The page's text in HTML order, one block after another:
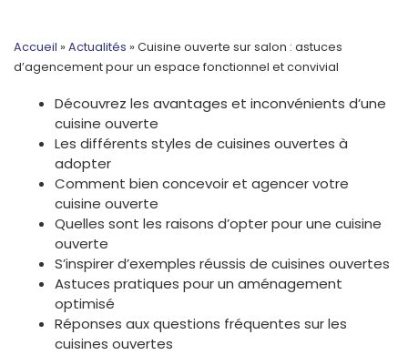
Accueil » Actualités » Cuisine ouverte sur salon : astuces
d’agencement pour un espace fonctionnel et convivial
Découvrez les avantages et inconvénients d’une
cuisine ouverte
Les différents styles de cuisines ouvertes à
adopter
Comment bien concevoir et agencer votre
cuisine ouverte
Quelles sont les raisons d’opter pour une cuisine
ouverte
S’inspirer d’exemples réussis de cuisines ouvertes
Astuces pratiques pour un aménagement
optimisé
Réponses aux questions fréquentes sur les
cuisines ouvertes